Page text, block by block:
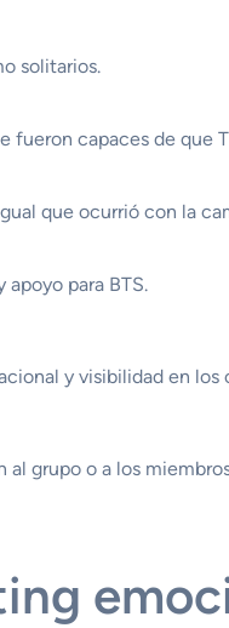
solitarios.
capaces de que
que ocurrió con la
para BTS.
y visibilidad en los
al grupo o a los